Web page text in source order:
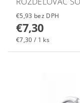
€5,93 bez DPH
€7,30
€7,30 / 1 ks